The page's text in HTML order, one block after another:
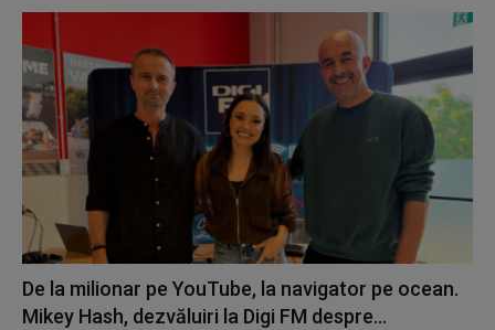
De la milionar pe YouTube, la navigator pe ocean.
Mikey Hash, dezvăluiri la Digi FM despre...